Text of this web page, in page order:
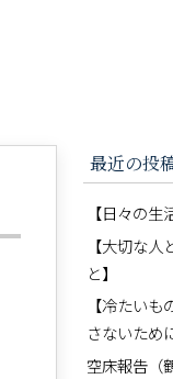
最近の投
【日々の生
【大切な
と】
【冷たい
さないため
空床報告（